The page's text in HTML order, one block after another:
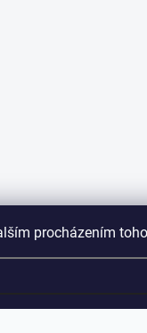
procházením